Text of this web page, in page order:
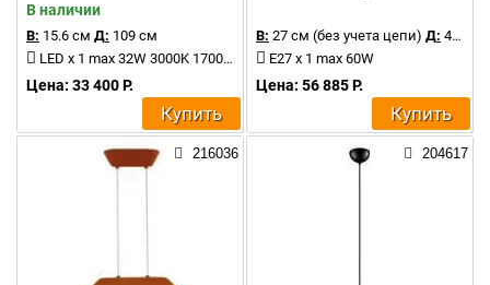
В наличии
В: 15.6 см Д: 109 см
LED x 1 max 32W 3000K 1700Lm
Цена: 33 400 Р.
Купить
В: 27 см (без учета цепи) Д: 43 см
E27 x 1 max 60W
Цена: 56 885 Р.
Купить
216036 204617